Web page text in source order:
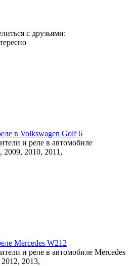
с друзьями:
в Volkswagen Golf 6
и реле в автомобиле
2010, 2011,
Mercedes W212
и реле в автомобиле Mercedes
2013,